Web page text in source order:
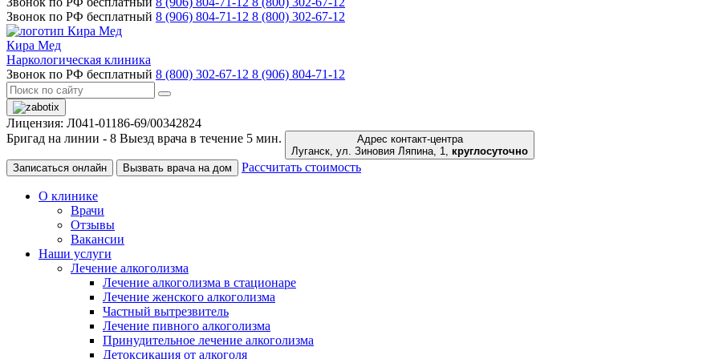
Звонок по РФ бесплатный 8 (906) 804-71-12 8 (800) 302-67-12
Кира Мед
Наркологическая клиника
Звонок по РФ бесплатный 8 (800) 302-67-12 8 (906) 804-71-12
Лицензия: Л041-01186-69/00342824
Бригад на линии - 8 Выезд врача в течение 5 мин.
Адрес контакт-центра
Луганск, ул. Зиновия Ляпина, 1, круглосуточно
Записаться онлайн
Вызвать врача на дом Рассчитать стоимость
О клинике
Врачи
Отзывы
Вакансии
Наши услуги
Лечение алкоголизма
Лечение алкоголизма в стационаре
Лечение женского алкоголизма
Частный вытрезвитель
Лечение пивного алкоголизма
Принудительное лечение алкоголизма
Детоксикация от алкоголя